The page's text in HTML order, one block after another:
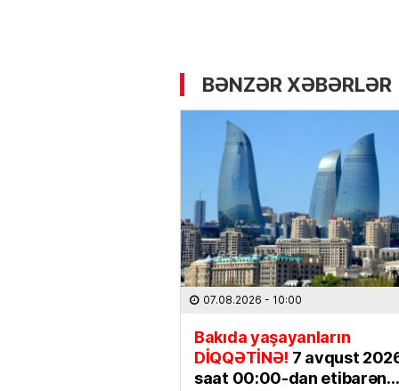
BƏNZƏR XƏBƏRLƏR
07.08.2026 - 10:00
Bakıda yaşayanların
DİQQƏTİNƏ! 7 avqust
saat 00:00-dan etibarən…